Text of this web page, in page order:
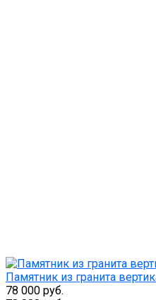
Памятник из гранита
78 000 руб.